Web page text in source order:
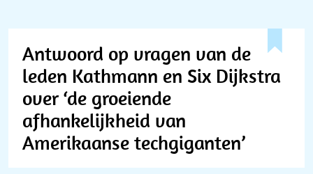
Antwoord op vragen van de
leden Kathmann en Six Dijkstra
over ‘de groeiende
afhankelijkheid van
Amerikaanse techgiganten’